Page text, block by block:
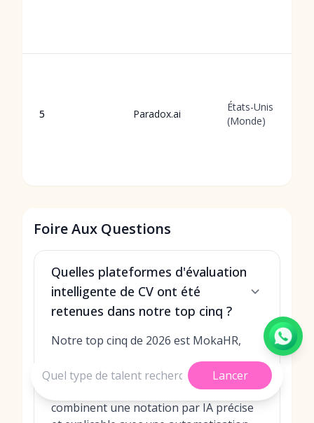
5 Paradox.ai
États-Unis
(Monde)
Foire Aux Questions
Quelles plateformes d'évaluation
intelligente de CV ont été
retenues dans notre top cinq ?
Notre top cinq de 2026 est MokaHR,
Paradox.ai. Nous nous sommes
concentrés sur les systèmes qui
combinent une notation par IA précise
Lancer